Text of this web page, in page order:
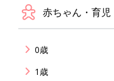
赤ちゃん・育児
0歳
1歳